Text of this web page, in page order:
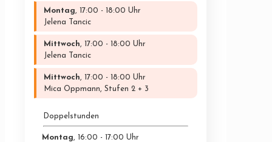
Montag , 17:00 - 18:00 Uhr
Jelena Tancic
Mittwoch , 17:00 - 18:00 Uhr
Jelena Tancic
Mittwoch , 17:00 - 18:00 Uhr
Mica Oppmann, Stufen 2 + 3
Doppelstunden
Montag , 16:00 - 17:00 Uhr